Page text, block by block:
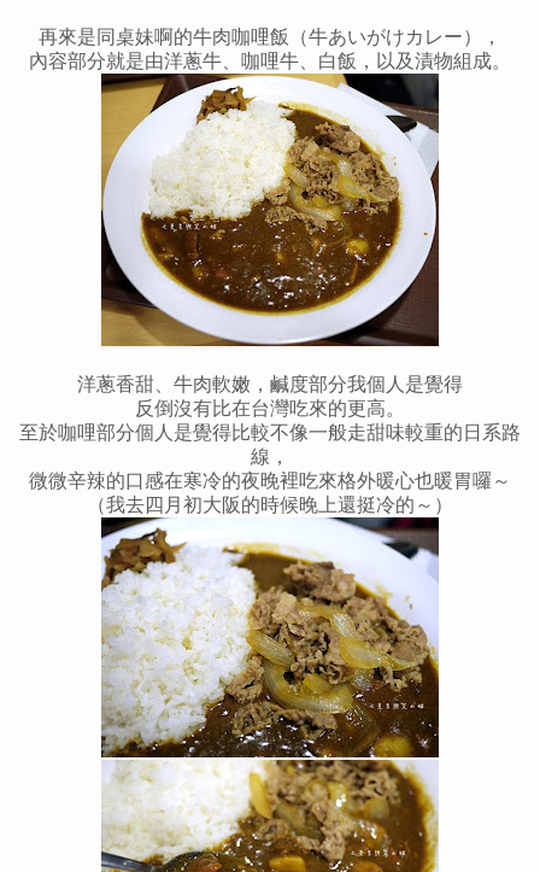
再來是同桌妹啊的牛肉咖哩飯（牛あいがけカレー），
內容部分就是由洋蔥牛、咖哩牛、白飯，以及漬物組成。
洋蔥香甜、牛肉軟嫩，鹹度部分我個人是覺得
反倒沒有比在台灣吃來的更高。
至於咖哩部分個人是覺得比較不像一般走甜味較重的日系路
線，
微微辛辣的口感在寒冷的夜晚裡吃來格外暖心也暖胃囉～
（我去四月初大阪的時候晚上還挺冷的～）